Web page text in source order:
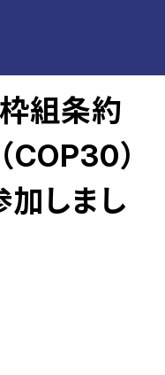
組条約
COP30）
しまし